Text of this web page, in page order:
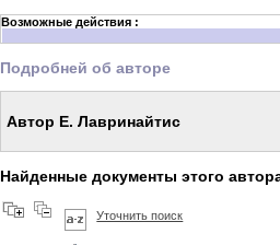
Возможные действия :
Подробней об авторе
Автор Е. Лавринайтис
Найденные документы этого
Уточнить поиск